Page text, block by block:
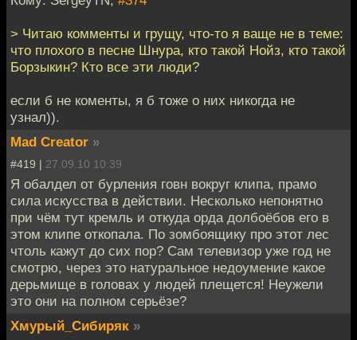
> Читаю комменты и грущу, что-то я ваще не в теме:
что плохого в песне Шнура, кто такой Нойз, кто такой
Борзыкин? Кто все эти люди?
если б не коменты, я б тоже о них никогда не
узнал)).
Mad Creator »
#419 | 27.09.10 10:39
Я обалдел от бурления говн вокруг клипа, прамо
сила искусства в действии. Несколько непонятно
при чём тут кремль и откуда орда долбоёбов его в
этом клипе откопала. По зомбоящику про этот лес
чтоль кажут до сих пор? Сам телевизор уже год не
смотрю, через это натуральное недоумение какое
дерьмище в головах у людей плещется! Неужели
это они на полном серьёзе?
Хмурый_Сибиряк »